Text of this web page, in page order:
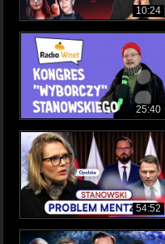
10:24
25:40
54:52